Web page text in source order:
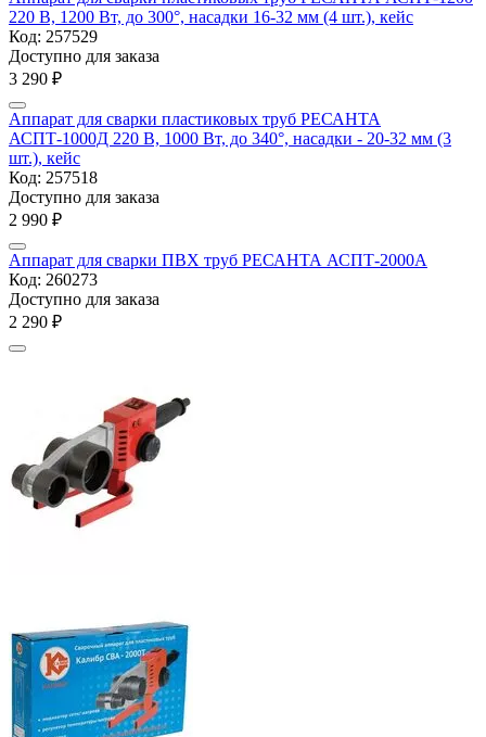
220 В, 1200 Вт, до 300°, насадки 16-32 мм (4 шт.), кейс
Код: 257529
Доступно для заказа
3 290 ₽
Аппарат для сварки пластиковых труб РЕСАНТА
АСПТ-1000Д 220 В, 1000 Вт, до 340°, насадки - 20-32 мм (3
шт.), кейс
Код: 257518
Доступно для заказа
2 990 ₽
Аппарат для сварки ПВХ труб РЕСАНТА АСПТ-2000А
Код: 260273
Доступно для заказа
2 290 ₽